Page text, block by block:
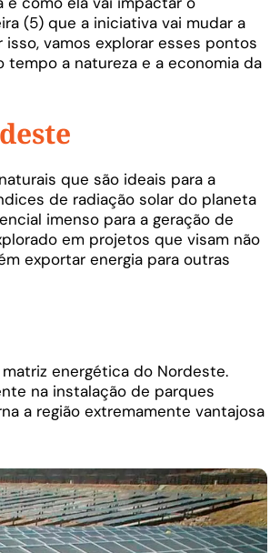
(5) que a iniciativa vai mudar a
vamos explorar esses pontos
tempo a natureza e a economia da
que são ideais para a
de radiação solar do planeta
imenso para a geração de
em projetos que visam não
exportar energia para outras
energética do Nordeste.
na instalação de parques
a região extremamente vantajosa